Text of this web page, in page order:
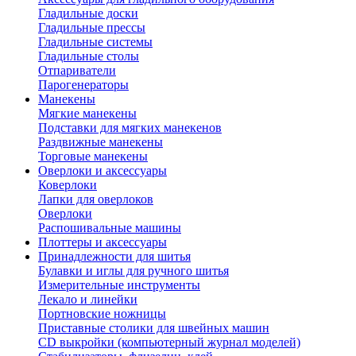
Гладильные доски
Гладильные прессы
Гладильные системы
Гладильные столы
Отпариватели
Парогенераторы
Манекены
Мягкие манекены
Подставки для мягких манекенов
Раздвижные манекены
Торговые манекены
Оверлоки и аксессуары
Коверлоки
Лапки для оверлоков
Оверлоки
Распошивальные машины
Плоттеры и аксессуары
Принадлежности для шитья
Булавки и иглы для ручного шитья
Измерительные инструменты
Лекало и линейки
Портновские ножницы
Приставные столики для швейных машин
СD выкройки (компьютерный журнал моделей)